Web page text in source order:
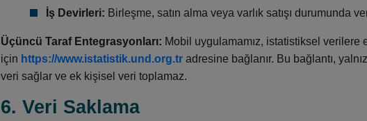
İş Devirleri: Birleşme, satın alma veya varlık satışı durumunda
Üçüncü Taraf Entegrasyonları: Mobil uygulamamız, istatistiksel verilere
için https://www.istatistik.und.org.tradresine bağlanır. Bu bağlantı,
veri sağlar ve ek kişisel veri toplamaz.
6. Veri Saklama